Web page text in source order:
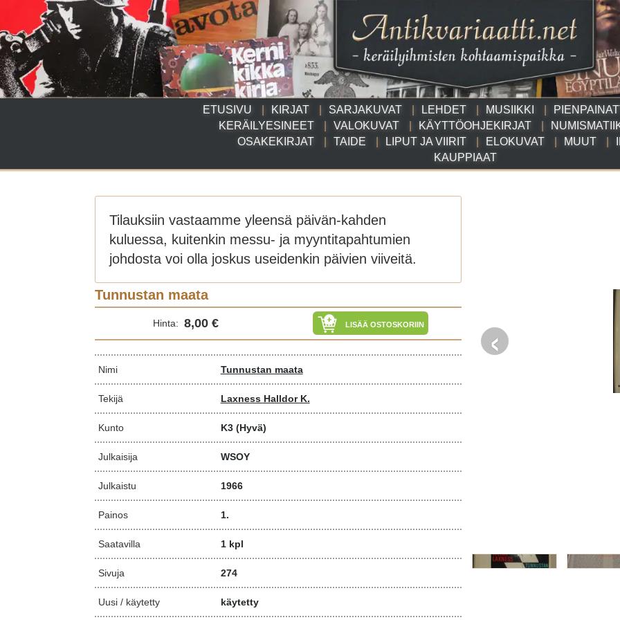
ETUSIVU KIRJAT SARJAKUVAT LEHDET MUSIIKKI
KERÄILYESINEET
VALOKUVAT KÄYTTÖOHJEKIRJAT
OSAKEKIRJAT
TAIDE LIPUT JA VIIRIT ELOKUVAT MUUT
KAUPPIAAT
Tilauksiin vastaamme yleensä päivän-kahden
kuluessa, kuitenkin messu- ja myyntitapahtumien
johdosta voi olla joskus useidenkin päivien viiveitä.
Tunnustan maata
‹
Hinta: 8,00 € LISÄÄ OSTOSKORIIN
Nimi Tunnustan maata
Tekijä Laxness Halldor K.
Kunto K3 (Hyvä)
Julkaisija WSOY
Julkaistu 1966
Painos 1.
Saatavilla 1 kpl
Sivuja 274
Uusi / käytetty käytetty